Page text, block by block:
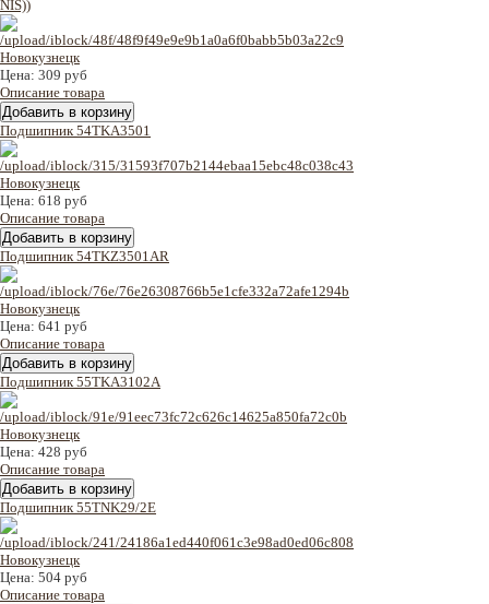
NIS))
Цена: 309 руб
Описание товара
Подшипник 54TKA3501
Цена: 618 руб
Описание товара
Подшипник 54TKZ3501AR
Цена: 641 руб
Описание товара
Подшипник 55TKA3102A
Цена: 428 руб
Описание товара
Подшипник 55TNK29/2E
Цена: 504 руб
Описание товара